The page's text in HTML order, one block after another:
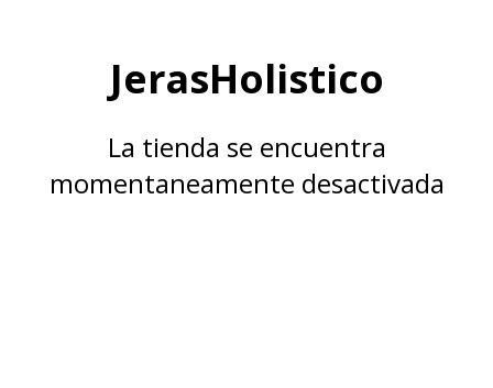
JerasHolistico
La tienda se encuentra
momentaneamente desactivada